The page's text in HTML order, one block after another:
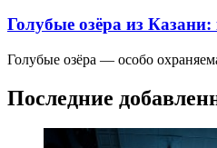
Голубые озёра из
Голубые озёра — особо
Последние